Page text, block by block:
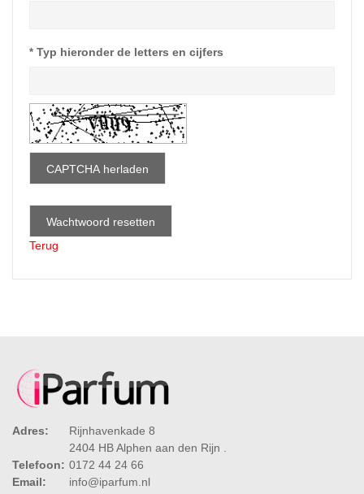
Typ hieronder de letters en cijfers
CAPTCHA herladen
Wachtwoord resetten
Terug
Adres:
Rijnhavenkade 8
2404 HB Alphen aan den Rijn .
Telefoon: 0172 44 24 66
Email:
info@iparfum.nl